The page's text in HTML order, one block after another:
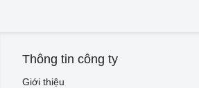
Thông tin công ty
Giới thiệu